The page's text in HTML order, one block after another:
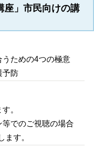
座」市民向けの講
うための4つの極意
予防
。
でのご視聴の場合
ます。